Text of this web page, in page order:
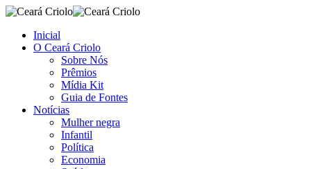
Inicial
O Ceará Criolo
Sobre Nós
Prêmios
Mídia Kit
Guia de Fontes
Notícias
Mulher negra
Infantil
Política
Economia